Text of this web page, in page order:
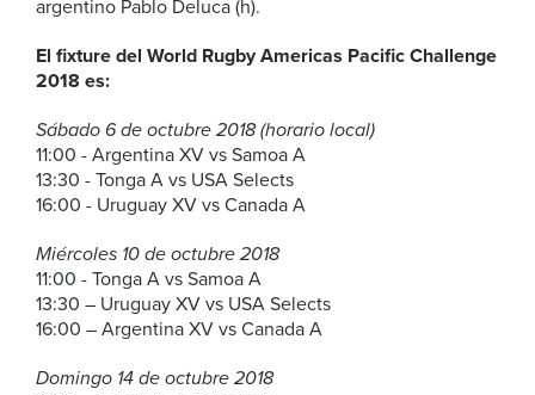
argentino Pablo Deluca (h).
El fixture del World Rugby Americas Pacific Challenge
2018 es:
Sábado 6 de octubre 2018 (horario local)
11:00 - Argentina XV vs Samoa A
13:30 - Tonga A vs USA Selects
16:00 - Uruguay XV vs Canada A
Miércoles 10 de octubre 2018
11:00 - Tonga A vs Samoa A
13:30 – Uruguay XV vs USA Selects
16:00 – Argentina XV vs Canada A
Domingo 14 de octubre 2018